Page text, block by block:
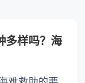
多样吗？海